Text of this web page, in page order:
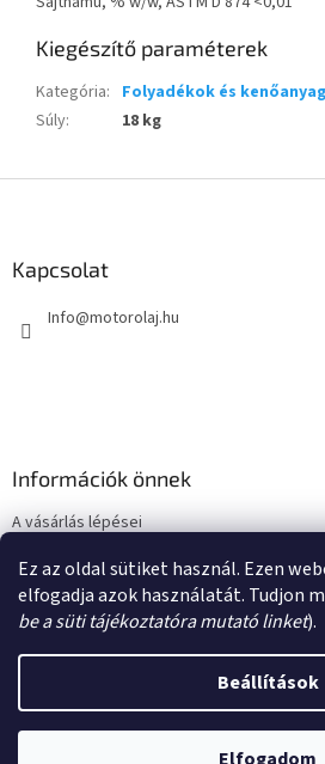
Ez az oldal sütiket használ. Ezen
elfogadja azok használatát. Tudjon
be a süti tájékoztatóra mutató linket).
Beállítások
Kiegészítő paraméterek
Kategória: Folyadékok és
Súly: 18 kg
Kapcsolat
Info@motorolaj.hu
Információk önnek
A vásárlás lépései
Adatkezelési tájékoztató
Shoptet